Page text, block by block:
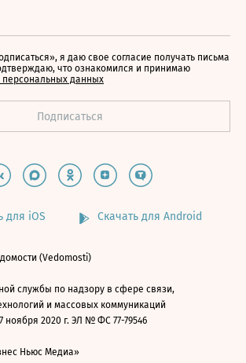
я даю свое согласие получать письма
что ознакомился и принимаю
персональных данных
для iOS Скачать для Android
(Vedomosti)
службы по надзору в сфере связи,
и массовых коммуникаций
ноября 2020 г. ЭЛ № ФС 77-79546
Ньюс Медиа»